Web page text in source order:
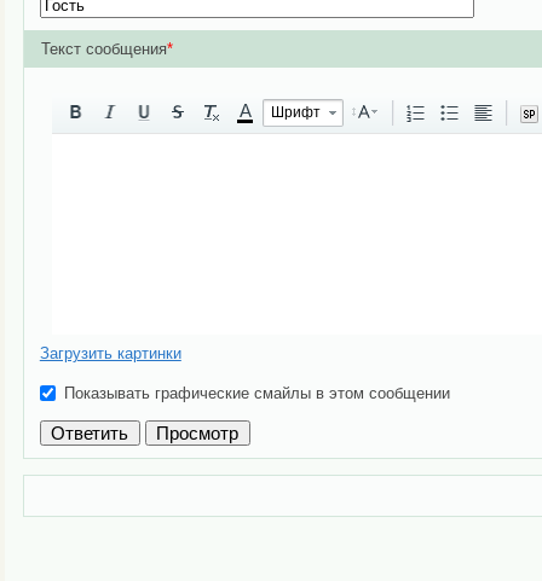
Текст сообщения*
A Шрифт
Загрузить картинки
Показывать графические смайлы в этом сообщении